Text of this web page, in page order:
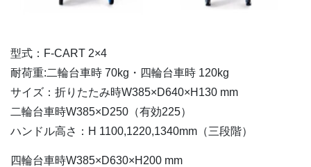
型式：F-CART 2×4
耐荷重:二輪台車時 70kg・四輪台車時 120kg
サイズ：折りたたみ時W385×D640×H130 mm
二輪台車時W385×D250（有効225）
ハンドル高さ：H 1100,1220,1340mm（三段階）
四輪台車時W385×D630×H200 mm